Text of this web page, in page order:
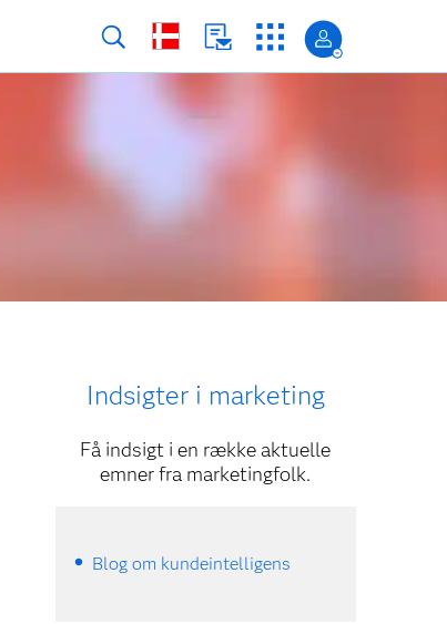
Indsigter i marketing
Få indsigt i en række aktuelle
emner fra marketingfolk.
Blog om kundeintelligens